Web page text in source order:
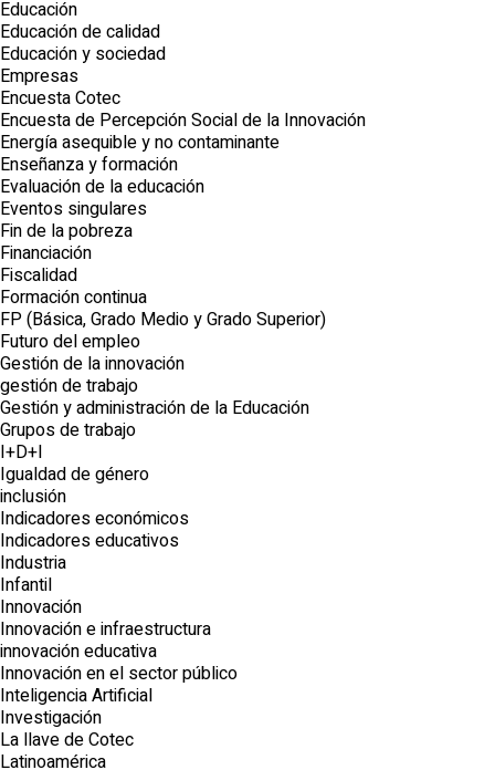
Educación
Educación de calidad
Educación y sociedad
Empresas
Encuesta Cotec
Encuesta de Percepción Social de la Innovación
Energía asequible y no contaminante
Enseñanza y formación
Evaluación de la educación
Eventos singulares
Fin de la pobreza
Financiación
Fiscalidad
Formación continua
FP (Básica, Grado Medio y Grado Superior)
Futuro del empleo
Gestión de la innovación
gestión de trabajo
Gestión y administración de la Educación
Grupos de trabajo
I+D+I
Igualdad de género
inclusión
Indicadores económicos
Indicadores educativos
Industria
Infantil
Innovación
Innovación e infraestructura
innovación educativa
Innovación en el sector público
Inteligencia Artificial
Investigación
La llave de Cotec
Latinoamérica